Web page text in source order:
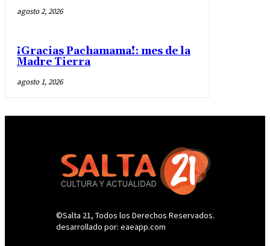
agosto 2, 2026
¡Gracias Pachamama!: mes de la
Madre Tierra
agosto 1, 2026
©Salta 21, Todos los Derechos Reservados.
desarrollado por: eaeapp.com